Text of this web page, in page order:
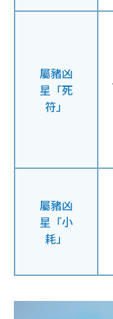
屬豬凶
星「死
符」
屬豬凶
星「小
耗」